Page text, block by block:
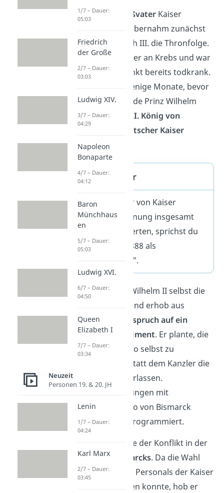
Als Wilhelms Großvater Kaiser
Wilhelm I. starb, übernahm zunächst
derVaterFriedrich III. die Thronfolge.
Allerdings litt dieser an Krebs und war
zu diesem Zeitpunkt bereits todkrank.
Er regierte nur wenige Monate, bevor
er starb. Nun wurde Prinz Wilhelm
1888 zuWilhelm II. König von
Preußen und Deutscher Kaiser
gekrönt.
Dreikaiserjahr
Weil in dem Jahr von Kaiser
Wilhelms II. Krönung insgesamt
drei Kaiser regierten, sprichst du
von dem Jahr 1888 als
”.
Als Kaiser wollte Wilhelm II selbst die
Politik gestalten und erhob aus
diesem Grund
Anspruch auf ein
persönliches Regiment. Er plante, die
Staatsführung also selbst zu
übernehmen, anstatt dem Kanzler die
Regierung zu überlassen.
Auseinandersetzungen mit
Reichskanzler Otto von Bismarck
waren dabei vorprogrammiert.
Schließlich gipfelte der Konflikt in der
Entlassung Bismarcks. Da die Wahl
seines politischen Personals der Kaiser
selbst übernehmen konnte, hob er
1/7 – Dauer:
05:03
Friedrich
der Große
2/7 – Dauer:
03:03
Ludwig XIV.
3/7 – Dauer:
04:29
Napoleon
Bonaparte
4/7 – Dauer:
04:12
Baron
Münchhaus
en
5/7 – Dauer:
05:03
Ludwig XVI.
6/7 – Dauer:
04:50
Queen
Elizabeth I
7/7 – Dauer:
03:34
Neuzeit
Personen 19. & 20. JH
Lenin
1/7 – Dauer:
04:24
Karl Marx
2/7 – Dauer:
03:45